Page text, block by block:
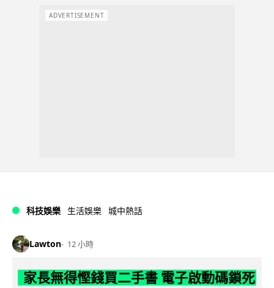
ADVERTISEMENT
科技娛樂 生活娛樂 城中熱話
Lawton 12 小時
家長無得慳錢買二手書 電子啟動碼鎖死